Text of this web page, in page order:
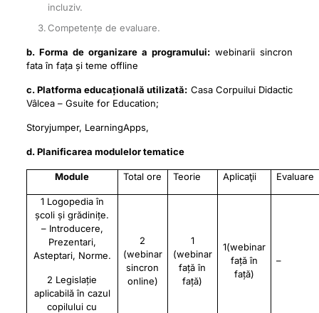
incluziv.
Competențe de evaluare.
b. Forma de organizare a programului: webinarii sincron
fata în fața și teme offline
c. Platforma educațională utilizată: Casa Corpuilui Didactic
Vâlcea – Gsuite for Education;
Storyjumper, LearningApps,
d. Planificarea modulelor tematice
Module Total ore Teorie Aplicaţii Evaluare
1 Logopedia în
școli și grădinițe.
– Introducere,
Prezentari,
Asteptari, Norme.
2 Legislație
aplicabilă în cazul
copilului cu
2
(webinar
sincron
online)
1
(webinar
față în
față)
1(webinar
față în
față)
–